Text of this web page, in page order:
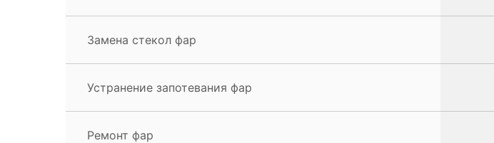
Замена стекол фар
Устранение запотевания фар
Ремонт фар